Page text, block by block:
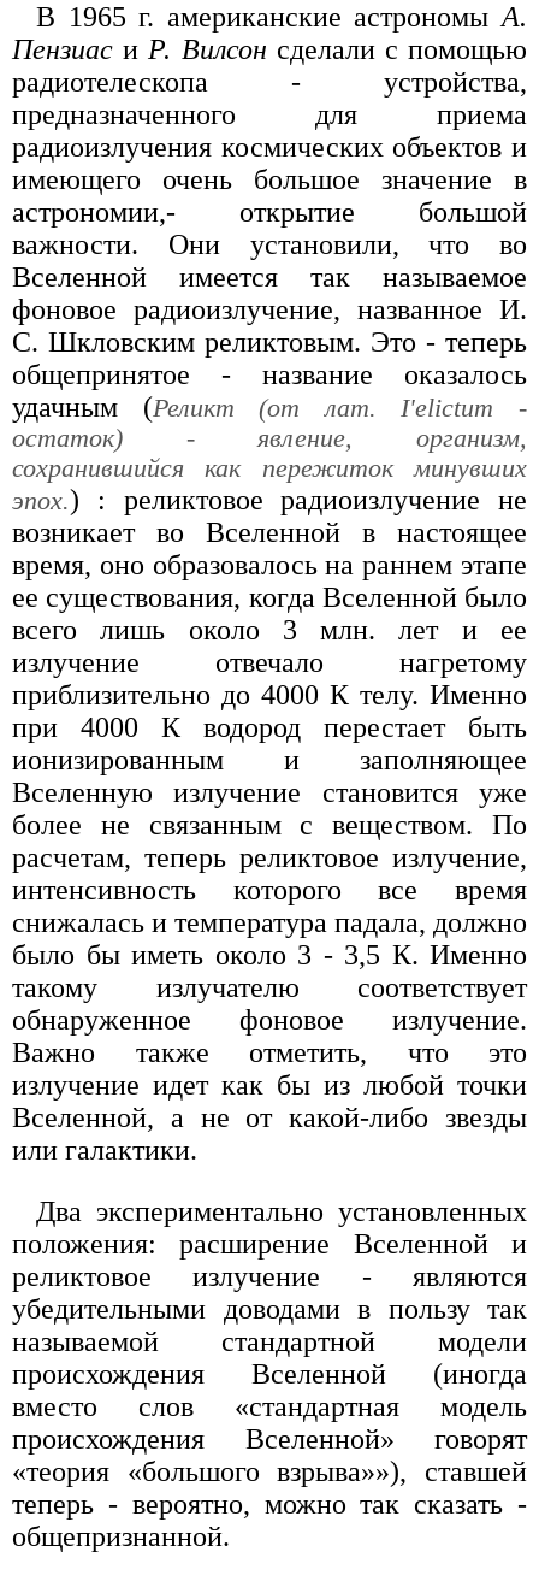
В 1965 г. американские астрономы А.
Пензиас и Р. Вилсон сделали с помощью
радиотелескопа - устройства,
предназначенного для приема
радиоизлучения космических объектов и
имеющего очень большое значение в
астрономии,- открытие большой
важности. Они установили, что во
Вселенной имеется так называемое
фоновое радиоизлучение, названное И.
С. Шкловским реликтовым. Это - теперь
общепринятое - название оказалось
удачным (Реликт (от лат. I'elictum -
остаток) - явление, организм,
сохранившийся как пережиток минувших
эпох.) : реликтовое радиоизлучение не
возникает во Вселенной в настоящее
время, оно образовалось на раннем этапе
ее существования, когда Вселенной было
всего лишь около 3 млн. лет и ее
излучение отвечало нагретому
приблизительно до 4000 К телу. Именно
при 4000 К водород перестает быть
ионизированным и заполняющее
Вселенную излучение становится уже
более не связанным с веществом. По
расчетам, теперь реликтовое излучение,
интенсивность которого все время
снижалась и температура падала, должно
было бы иметь около 3 - 3,5 К. Именно
такому излучателю соответствует
обнаруженное фоновое излучение.
Важно также отметить, что это
излучение идет как бы из любой точки
Вселенной, а не от какой-либо звезды
или галактики.
Два экспериментально установленных
положения: расширение Вселенной и
реликтовое излучение - являются
убедительными доводами в пользу так
называемой стандартной модели
происхождения Вселенной (иногда
вместо слов «стандартная модель
происхождения Вселенной» говорят
«теория «большого взрыва»»), ставшей
теперь - вероятно, можно так сказать -
общепризнанной.